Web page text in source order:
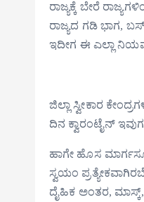
ರಾಜ್ಯಕ್ಕೆ ಬೇರೆ
ರಾಜ್ಯದ ಗಡಿ ಭಾಗ, ಬಸ್
ಇದೀಗ ಈ ಎಲ್ಲಾ
ಜಿಲ್ಲಾ ಸ್ವೀಕಾರ
ದಿನ ಕ್ವಾರಂಟೈನ್
ಹಾಗೇ ಹೊಸ
ಸ್ವಯಂ
ದೈಹಿಕ ಅಂತರ, ಮಾಸ್ಕ್,